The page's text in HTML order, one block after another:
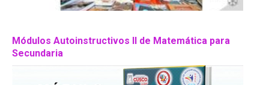
Módulos Autoinstructivos II de Matemática para
Secundaria